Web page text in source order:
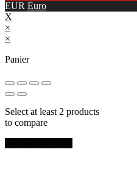
EUR Euro
X
×
×
Panier
Select at least 2 products
to compare